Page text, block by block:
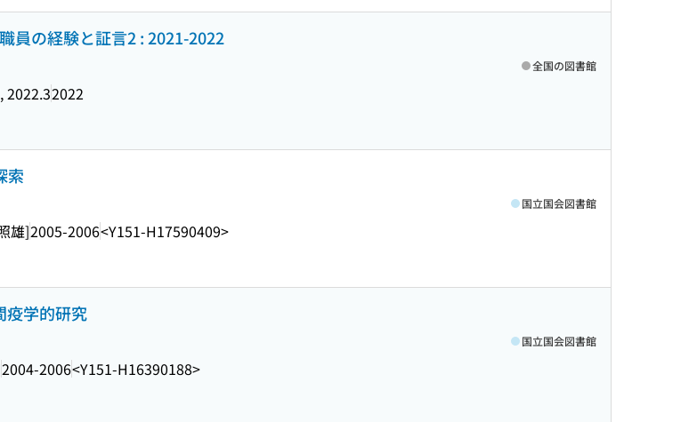
員の経験と証言2 : 2021-2022
2022.32022
全国の図書館
索
雄]2005-2006<Y151-H17590409>
国立国会図書館
疫学的研究
2004-2006<Y151-H16390188>
国立国会図書館